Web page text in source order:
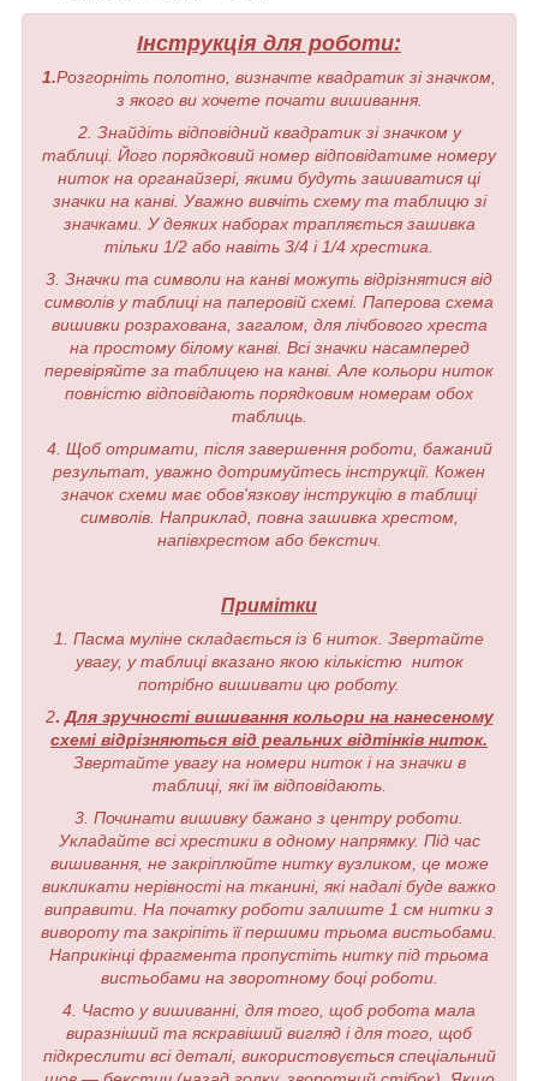
Інструкція для роботи:
1.Розгорніть полотно, визначте квадратик зі значком,
з якого ви хочете почати вишивання.
2. Знайдіть відповідний квадратик зі значком у
таблиці. Його порядковий номер відповідатиме номеру
ниток на органайзері, якими будуть зашиватися ці
значки на канві. Уважно вивчіть схему та таблицю зі
значками. У деяких наборах трапляється зашивка
тільки 1/2 або навіть 3/4 і 1/4 хрестика.
3. Значки та символи на канві можуть відрізнятися від
символів у таблиці на паперовій схемі. Паперова схема
вишивки розрахована, загалом, для лічбового хреста
на простому білому канві. Всі значки насамперед
перевіряйте за таблицею на канві. Але кольори ниток
повністю відповідають порядковим номерам обох
таблиць.
4. Щоб отримати, після завершення роботи, бажаний
результат, уважно дотримуйтесь інструкції. Кожен
значок схеми має обов'язкову інструкцію в таблиці
символів. Наприклад, повна зашивка хрестом,
напівхрестом або бекстич.
Примітки
1. Пасма муліне складається із 6 ниток. Звертайте
увагу, у таблиці вказано якою кількістю ниток
потрібно вишивати цю роботу.
2. Для зручності вишивання кольори на нанесеному
схемі відрізняються від реальних відтінків ниток.
Звертайте увагу на номери ниток і на значки в
таблиці, які їм відповідають.
3. Починати вишивку бажано з центру роботи.
Укладайте всі хрестики в одному напрямку. Під час
вишивання, не закріплюйте нитку вузликом, це може
викликати нерівності на тканині, які надалі буде важко
виправити. На початку роботи залиште 1 см нитки з
вивороту та закріпіть її першими трьома вистьобами.
Наприкінці фрагмента пропустіть нитку під трьома
вистьобами на зворотному боці роботи.
4. Часто у вишиванні, для того, щоб робота мала
виразніший та яскравіший вигляд і для того, щоб
підкреслити всі деталі, використовується спеціальний